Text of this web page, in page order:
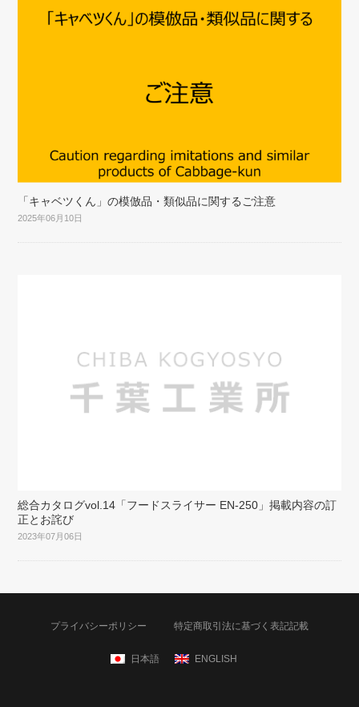
「キャベツくん」の模倣品・類似品に関するご注意
2025年06月10日
総合カタログvol.14「フードスライサー EN-250」掲載内容の訂
正とお詫び
2023年07月06日
プライバシーポリシー 特定商取引法に基づく表記記載
日本語 ENGLISH